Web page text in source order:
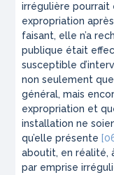
irrégulière pourrait
expropriation
faisant, elle n’a
publique était
susceptible
non seulement
général, mais
expropriation et
installation ne
qu’elle présente
aboutit, en réalité,
par emprise